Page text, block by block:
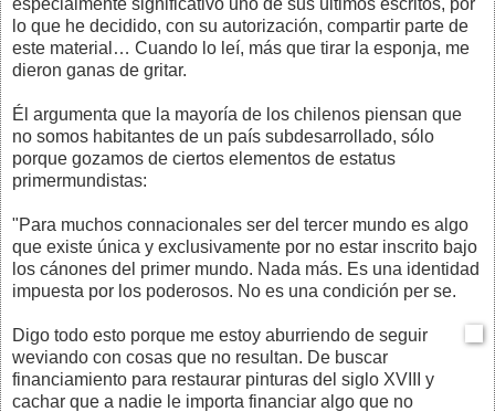
lo que he decidido, con su autorización, compartir parte de
este material… Cuando lo leí, más que tirar la esponja, me
dieron ganas de gritar.
Él argumenta que la mayoría de los chilenos piensan que
no somos habitantes de un país subdesarrollado, sólo
porque gozamos de ciertos elementos de estatus
primermundistas:
"Para muchos connacionales ser del tercer mundo es algo
que existe única y exclusivamente por no estar inscrito bajo
los cánones del primer mundo. Nada más. Es una identidad
impuesta por los poderosos. No es una condición per se.
Digo todo esto porque me estoy aburriendo de seguir
weviando con cosas que no resultan. De buscar
financiamiento para restaurar pinturas del siglo XVIII y
cachar que a nadie le importa financiar algo que no